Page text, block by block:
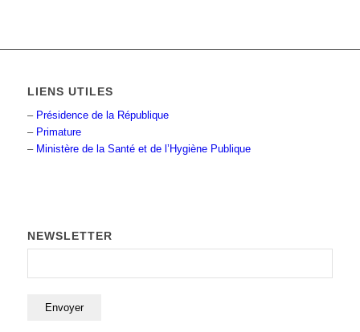
LIENS UTILES
– Présidence de la République
– Primature
– Ministère de la Santé et de l’Hygiène Publique
NEWSLETTER